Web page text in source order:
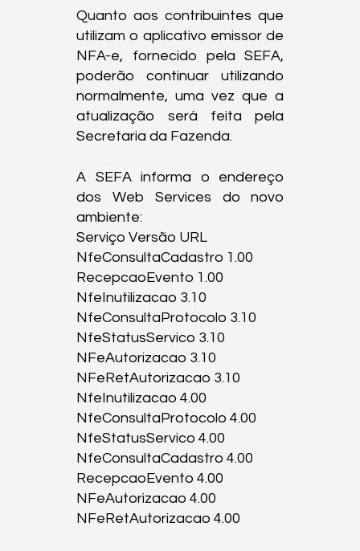
Quanto aos contribuintes que
utilizam o aplicativo emissor de
NFA-e, fornecido pela SEFA,
poderão continuar utilizando
normalmente, uma vez que a
atualização será feita pela
Secretaria da Fazenda.
A SEFA informa o endereço
dos Web Services do novo
ambiente:
Serviço Versão URL
NfeConsultaCadastro 1.00
RecepcaoEvento 1.00
NfeInutilizacao 3.10
NfeConsultaProtocolo 3.10
NfeStatusServico 3.10
NFeAutorizacao 3.10
NFeRetAutorizacao 3.10
NfeInutilizacao 4.00
NfeConsultaProtocolo 4.00
NfeStatusServico 4.00
NfeConsultaCadastro 4.00
RecepcaoEvento 4.00
NFeAutorizacao 4.00
NFeRetAutorizacao 4.00